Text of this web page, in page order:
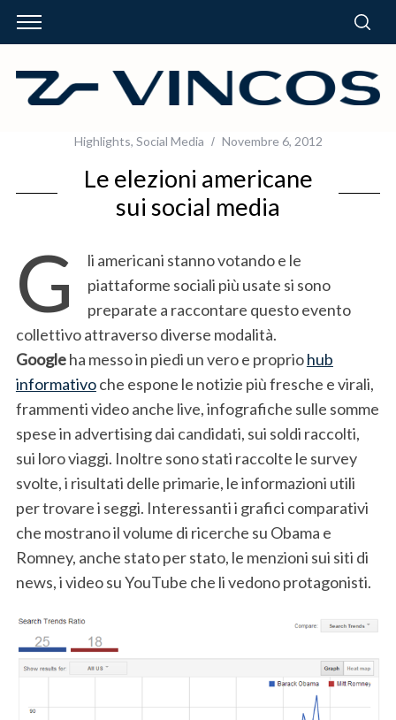
Highlights, Social Media Novembre 6, 2012
Le elezioni americane
sui social media
G
li americani stanno votando e le
piattaforme sociali più usate si sono
preparate a raccontare questo evento
collettivo attraverso diverse modalità.
Googleha messo in piedi un vero e propriohub
informativoche espone le notizie più fresche e virali,
frammenti video anche live, infografiche sulle somme
spese in advertising dai candidati, sui soldi raccolti,
sui loro viaggi. Inoltre sono stati raccolte le survey
svolte, i risultati delle primarie, le informazioni utili
per trovare i seggi. Interessanti i grafici comparativi
che mostrano il volume di ricerche su Obama e
Romney, anche stato per stato, le menzioni sui siti di
news, i video su YouTube che li vedono protagonisti.